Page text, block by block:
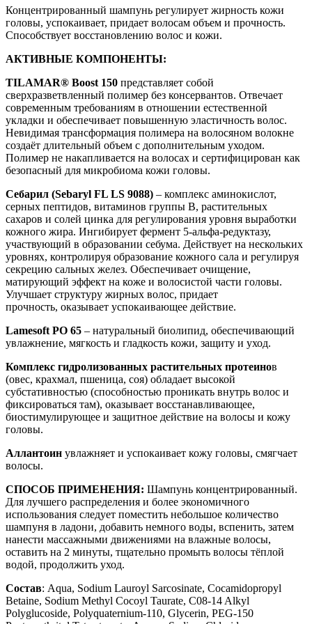
Концентрированный шампунь регулирует жирность кожи
головы, успокаивает, придает волосам объем и прочность.
Способствует восстановлению волос и кожи.
АКТИВНЫЕ КОМПОНЕНТЫ:
TILAMAR® Boost 150 представляет собой
сверхразветвленный полимер без консервантов. Отвечает
современным требованиям в отношении естественной
укладки и обеспечивает повышенную эластичность волос.
Невидимая трансформация полимера на волосяном волокне
создаёт длительный объем с дополнительным уходом.
Полимер не накапливается на волосах и сертифицирован как
безопасный для микробиома кожи головы.
Себарил (Sebaryl FL LS 9088) – комплекс аминокислот,
серных пептидов, витаминов группы B, растительных
сахаров и солей цинка для регулирования уровня выработки
кожного жира. Ингибирует фермент 5-альфа-редуктазу,
участвующий в образовании себума. Действует на нескольких
уровнях, контролируя образование кожного сала и регулируя
секрецию сальных желез. Обеспечивает очищение,
матирующий эффект на коже и волосистой части головы.
Улучшает структуру жирных волос, придает
прочность, оказывает успокаивающее действие.
Lamesoft PO 65 – натуральный биолипид, обеспечивающий
увлажнение, мягкость и гладкость кожи, защиту и уход.
Комплекс гидролизованных растительных протеинов
(овес, крахмал, пшеница, соя) обладает высокой
субстативностью (способностью проникать внутрь волос и
фиксироваться там), оказывает восстанавливающее,
биостимулирующее и защитное действие на волосы и кожу
головы.
Аллантоин увлажняет и успокаивает кожу головы, смягчает
волосы.
СПОСОБ ПРИМЕНЕНИЯ: Шампунь концентрированный.
Для лучшего распределения и более экономичного
использования следует поместить небольшое количество
шампуня в ладони, добавить немного воды, вспенить, затем
нанести массажными движениями на влажные волосы,
оставить на 2 минуты, тщательно промыть волосы тёплой
водой, продолжить уход.
Состав: Aqua, Sodium Lauroyl Sarcosinate, Cocamidopropyl
Betaine, Sodium Methyl Cocoyl Taurate, C08-14 Alkyl
Polyglucoside, Polyquaternium-110, Glycerin, PEG-150